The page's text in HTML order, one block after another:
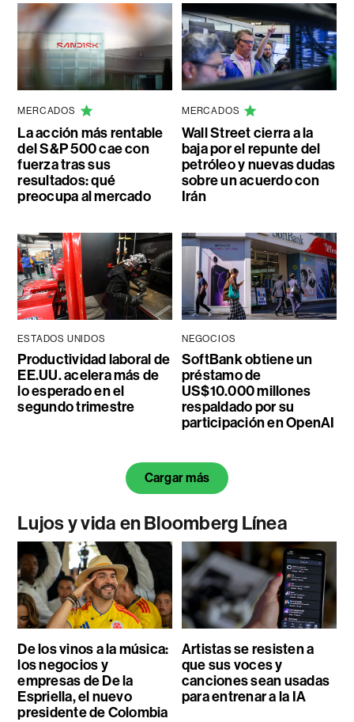
MERCADOS
La acción más rentable
del S&P 500 cae con
fuerza tras sus
resultados: qué
preocupa al mercado
MERCADOS
Wall Street cierra a la
baja por el repunte del
petróleo y nuevas dudas
sobre un acuerdo con
Irán
ESTADOS UNIDOS
Productividad laboral de
EE.UU. acelera más de
lo esperado en el
segundo trimestre
NEGOCIOS
SoftBank obtiene un
préstamo de
US$10.000 millones
respaldado por su
participación en OpenAI
Cargar más
Lujos y vida en Bloomberg Línea
De los vinos a la música:
los negocios y
empresas de De la
Espriella, el nuevo
presidente de Colombia
Artistas se resisten a
que sus voces y
canciones sean usadas
para entrenar a la IA